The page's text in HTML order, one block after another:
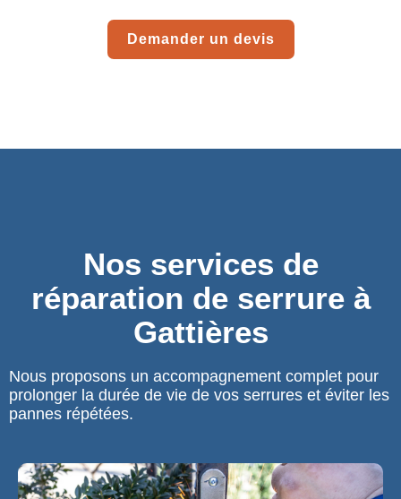
Demander un devis
Nos services de
réparation de serrure à
Gattières
Nous proposons un accompagnement complet pour
prolonger la durée de vie de vos serrures et éviter les
pannes répétées.